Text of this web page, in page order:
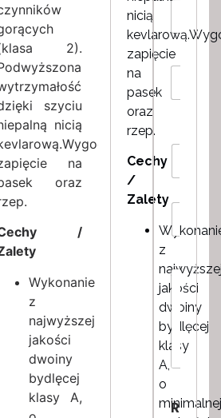
2).
szyciu
nicią
na
oraz
/
Wykonanie
z
najwyższej
jakości
dwoiny
bydlęcej
klasy A,
nicią
zapięcie
na
pasek
oraz
rzep.
Cechy
/
Zalety
z
jakości
dwoiny
bydlęcej
klasy
A,
o
minimalnej
I
i
e
N
z
s
o
E
a
*
R
z
a
r
I
l
o
ć
*
W
i
a
o
m
o
c
*
iR